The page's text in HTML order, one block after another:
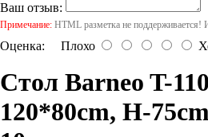
Ваш отзыв:
Примечание: HTML разметка не поддерживается!
Оценка: Плохо
Стол Barneo T-
120*80cm, H-